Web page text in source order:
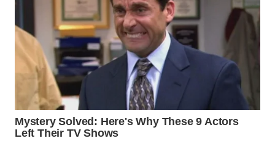
WN
KARO
WN
SIMALUNGUN
WN
LABUHANBATU